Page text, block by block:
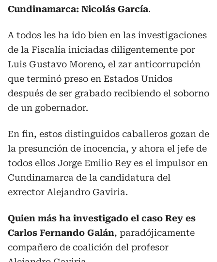
Cundinamarca: Nicolás García.
A todos les ha ido bien en las investigaciones
de la Fiscalía iniciadas diligentemente por
Luis Gustavo Moreno, el zar anticorrupción
que terminó preso en Estados Unidos
después de ser grabado recibiendo el soborno
de un gobernador.
En fin, estos distinguidos caballeros gozan de
la presunción de inocencia, y ahora el jefe de
todos ellos Jorge Emilio Rey es el impulsor en
Cundinamarca de la candidatura del
exrector Alejandro Gaviria.
Quien más ha investigado el caso Rey es
Carlos Fernando Galán, paradójicamente
compañero de coalición del profesor